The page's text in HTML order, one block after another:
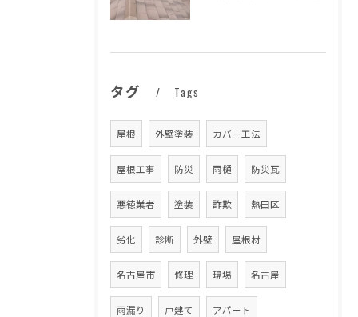
タグ Tags
屋根 外壁塗装 カバー工法
屋根工事 防災 雨樋 防災瓦
悪徳業者 塗装 詐欺 熱田区
劣化 診断 外壁 屋根材
名古屋市 修理 現場 名古屋
雨漏り 戸建て アパート